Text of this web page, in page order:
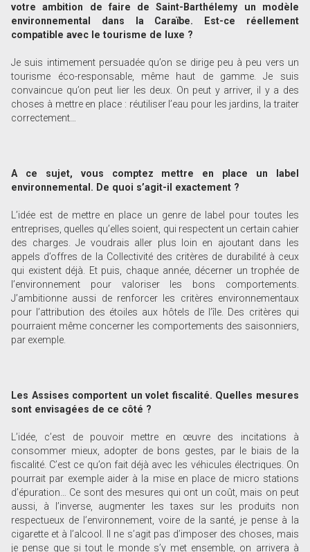
votre ambition de faire de Saint-Barthélemy un modèle
environnemental dans la Caraïbe. Est-ce réellement
compatible avec le tourisme de luxe ?
Je suis intimement persuadée qu’on se dirige peu à peu vers un
tourisme éco-responsable, même haut de gamme. Je suis
convaincue qu’on peut lier les deux. On peut y arriver, il y a des
choses à mettre en place : réutiliser l’eau pour les jardins, la traiter
correctement…
A ce sujet, vous comptez mettre en place un label
environnemental. De quoi s’agit-il exactement ?
L’idée est de mettre en place un genre de label pour toutes les
entreprises, quelles qu’elles soient, qui respectent un certain cahier
des charges. Je voudrais aller plus loin en ajoutant dans les
appels d’offres de la Collectivité des critères de durabilité à ceux
qui existent déjà. Et puis, chaque année, décerner un trophée de
l’environnement pour valoriser les bons comportements.
J’ambitionne aussi de renforcer les critères environnementaux
pour l’attribution des étoiles aux hôtels de l’île. Des critères qui
pourraient même concerner les comportements des saisonniers,
par exemple.
Les Assises comportent un volet fiscalité. Quelles mesures
sont envisagées de ce côté ?
L’idée, c’est de pouvoir mettre en œuvre des incitations à
consommer mieux, adopter de bons gestes, par le biais de la
fiscalité. C’est ce qu’on fait déjà avec les véhicules électriques. On
pourrait par exemple aider à la mise en place de micro stations
d’épuration… Ce sont des mesures qui ont un coût, mais on peut
aussi, à l’inverse, augmenter les taxes sur les produits non
respectueux de l’environnement, voire de la santé, je pense à la
cigarette et à l’alcool. Il ne s’agit pas d’imposer des choses, mais
je pense que si tout le monde s’y met ensemble, on arrivera à